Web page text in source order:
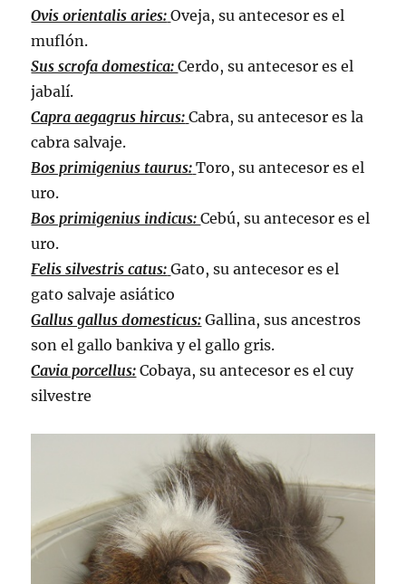
Ovis orientalis aries: Oveja, su antecesor es el
muflón.
Sus scrofa domestica:Cerdo, su antecesor es el
jabalí.
Capra aegagrus hircus: Cabra, su antecesor es la
cabra salvaje.
Bos primigenius taurus: Toro, su antecesor es el
uro.
Bos primigenius indicus:Cebú, su antecesor es el
uro.
Felis silvestris catus: Gato, su antecesor es el
gato salvaje asiático
Gallus gallus domesticus: Gallina, sus ancestros
son el gallo bankiva y el gallo gris.
Cavia porcellus: Cobaya, su antecesor es el cuy
silvestre